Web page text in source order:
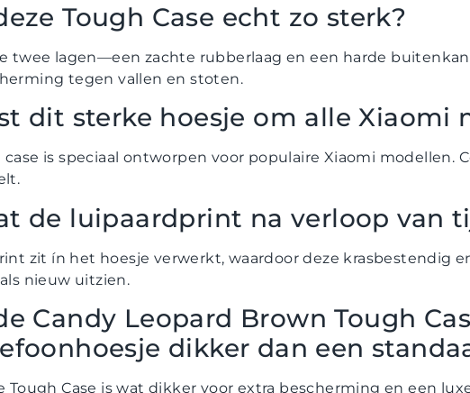
Tough Case echt zo sterk?
twee lagen—een zachte rubberlaag en een harde
tegen vallen en stoten.
dit sterke hoesje om alle Xiaomi
case is speciaal ontworpen voor populaire Xiaomi modellen.
de luipaardprint na verloop van
zit ín het hoesje verwerkt, waardoor deze krasbestendig
nieuw uitzien.
Candy Leopard Brown Tough
dikker dan een
Tough Case is wat dikker voor extra bescherming en een